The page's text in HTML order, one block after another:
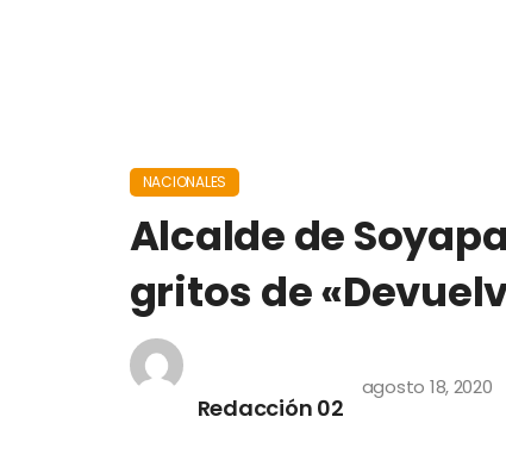
NACIONALES
Alcalde de
gritos de
Redacción 02
agosto 18, 2020